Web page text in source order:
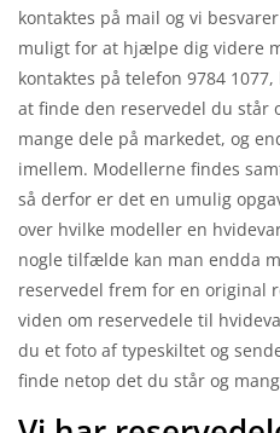
kontaktes på mail og vi
muligt for at hjælpe dig videre
kontaktes på telefon 9784
at finde den reservedel du står
mange dele på markedet, og
imellem. Modellerne findes
så derfor er det en umulig
over hvilke modeller en
nogle tilfælde kan man endda
reservedel frem for en original
viden om reservedele til
du et foto af typeskiltet og
finde netop det du står og